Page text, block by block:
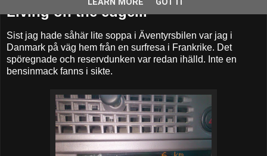
Living on the edge...
Sist jag hade såhär lite soppa i Äventyrsbilen var jag i
Danmark på väg hem från en surfresa i Frankrike. Det
spöregnade och reservdunken var redan ihälld. Inte en
bensinmack fanns i sikte.
LEARN MORE GOT IT